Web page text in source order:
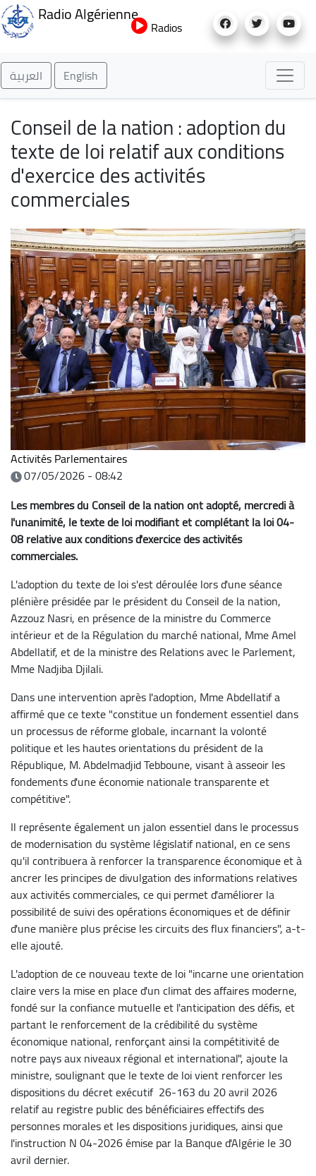
au
Radio Algérienne
Radios
العربية English
Conseil de la nation : adoption du
texte de loi relatif aux conditions
d'exercice des activités
commerciales
Activités Parlementaires
07/05/2026 - 08:42
Les membres du Conseil de la nation ont adopté, mercredi à
l'unanimité, le texte de loi modifiant et complétant la loi 04-
08 relative aux conditions d'exercice des activités
commerciales.
L'adoption du texte de loi s'est déroulée lors d'une séance
plénière présidée par le président du Conseil de la nation,
Azzouz Nasri, en présence de la ministre du Commerce
intérieur et de la Régulation du marché national, Mme Amel
Abdellatif, et de la ministre des Relations avec le Parlement,
Mme Nadjiba Djilali.
Dans une intervention après l'adoption, Mme Abdellatif a
affirmé que ce texte "constitue un fondement essentiel dans
un processus de réforme globale, incarnant la volonté
politique et les hautes orientations du président de la
République, M. Abdelmadjid Tebboune, visant à asseoir les
fondements d'une économie nationale transparente et
compétitive".
Il représente également un jalon essentiel dans le processus
de modernisation du système législatif national, en ce sens
qu'il contribuera à renforcer la transparence économique et à
ancrer les principes de divulgation des informations relatives
aux activités commerciales, ce qui permet d'améliorer la
possibilité de suivi des opérations économiques et de définir
d'une manière plus précise les circuits des flux financiers", a-t-
elle ajouté.
L'adoption de ce nouveau texte de loi "incarne une orientation
claire vers la mise en place d'un climat des affaires moderne,
fondé sur la confiance mutuelle et l'anticipation des défis, et
partant le renforcement de la crédibilité du système
économique national, renforçant ainsi la compétitivité de
notre pays aux niveaux régional et international", ajoute la
ministre, soulignant que le texte de loi vient renforcer les
dispositions du décret exécutif 26-163 du 20 avril 2026
relatif au registre public des bénéficiaires effectifs des
personnes morales et les dispositions juridiques, ainsi que
l'instruction N 04-2026 émise par la Banque d'Algérie le 30
avril dernier.